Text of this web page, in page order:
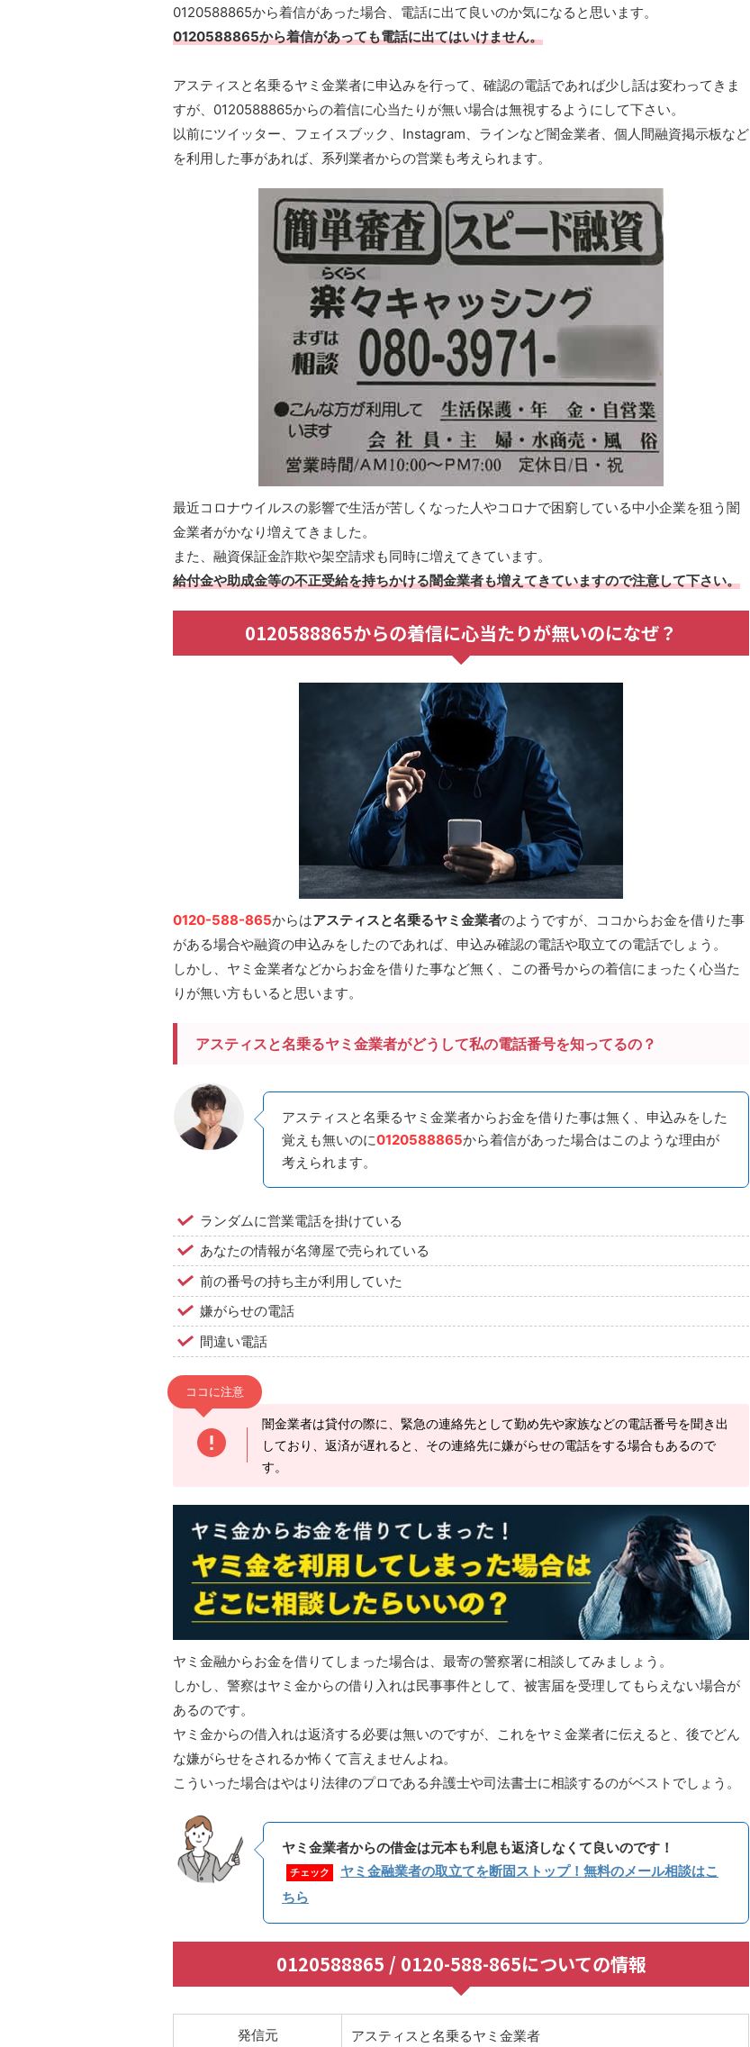
0120588865から着信があった場合、電話に出て良いのか気になると思います。
0120588865から着信があっても電話に出てはいけません。
アスティスと名乗るヤミ金業者に申込みを行って、確認の電話であれば少し話は変わってきま
すが、0120588865からの着信に心当たりが無い場合は無視するようにして下さい。
以前にツイッター、フェイスブック、Instagram、ラインなど闇金業者、個人間融資掲示板など
を利用した事があれば、系列業者からの営業も考えられます。
最近コロナウイルスの影響で生活が苦しくなった人やコロナで困窮している中小企業を狙う闇
金業者がかなり増えてきました。
また、融資保証金詐欺や架空請求も同時に増えてきています。
給付金や助成金等の不正受給を持ちかける闇金業者も増えてきていますので注意して下さい。
0120588865からの着信に心当たりが無いのになぜ？
0120-588-865からはアスティスと名乗るヤミ金業者のようですが、ココからお金を借りた事
がある場合や融資の申込みをしたのであれば、申込み確認の電話や取立ての電話でしょう。
しかし、ヤミ金業者などからお金を借りた事など無く、この番号からの着信にまったく心当た
りが無い方もいると思います。
アスティスと名乗るヤミ金業者がどうして私の電話番号を知ってるの？
アスティスと名乗るヤミ金業者からお金を借りた事は無く、申込みをした
覚えも無いのに0120588865から着信があった場合はこのような理由が
考えられます。
ランダムに営業電話を掛けている
あなたの情報が名簿屋で売られている
前の番号の持ち主が利用していた
嫌がらせの電話
間違い電話
ココに注意
闇金業者は貸付の際に、緊急の連絡先として勤め先や家族などの電話番号を聞き出
しており、返済が遅れると、その連絡先に嫌がらせの電話をする場合もあるので
す。
ヤミ金融からお金を借りてしまった場合は、最寄の警察署に相談してみましょう。
しかし、警察はヤミ金からの借り入れは民事事件として、被害届を受理してもらえない場合が
あるのです。
ヤミ金からの借入れは返済する必要は無いのですが、これをヤミ金業者に伝えると、後でどん
な嫌がらせをされるか怖くて言えませんよね。
こういった場合はやはり法律のプロである弁護士や司法書士に相談するのがベストでしょう。
ヤミ金業者からの借金は元本も利息も返済しなくて良いのです！
チェック
ヤミ金融業者の取立てを断固ストップ！無料のメール相談はこ
ちら
0120588865 / 0120-588-865についての情報
発信元 アスティスと名乗るヤミ金業者